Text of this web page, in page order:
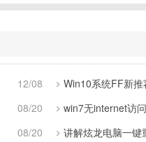
12/08
Win10系统FF新
08/20
win7无internet访
08/20
讲解炫龙电脑一键